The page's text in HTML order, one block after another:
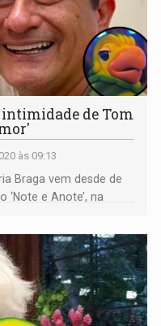
de Tom
às 09:13
Braga vem desde de
‘Note e Anote’, na